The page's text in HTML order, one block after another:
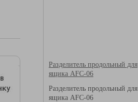
Разделитель продольный для
ящика AFC-06
Разделитель продольный для
ящика AFC-06